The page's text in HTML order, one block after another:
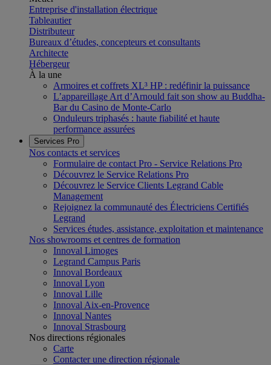
Entreprise d'installation électrique
Tableautier
Distributeur
Bureaux d’études, concepteurs et consultants
Architecte
Hébergeur
À la une
Armoires et coffrets XL³ HP : redéfinir la puissance
L’appareillage Art d’Arnould fait son show au Buddha-
Bar du Casino de Monte-Carlo
Onduleurs triphasés : haute fiabilité et haute
performance assurées
Services Pro
Nos contacts et services
Formulaire de contact Pro - Service Relations Pro
Découvrez le Service Relations Pro
Découvrez le Service Clients Legrand Cable
Management
Rejoignez la communauté des Électriciens Certifiés
Legrand
Services études, assistance, exploitation et maintenance
Nos showrooms et centres de formation
Innoval Limoges
Legrand Campus Paris
Innoval Bordeaux
Innoval Lyon
Innoval Lille
Innoval Aix-en-Provence
Innoval Nantes
Innoval Strasbourg
Nos directions régionales
Carte
Contacter une direction régionale